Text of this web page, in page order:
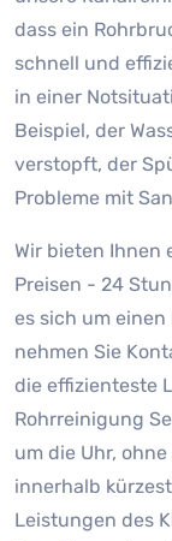
dass ein
schnell und
in einer
Beispiel, der
verstopft, der
Probleme mit
Wir bieten Ihnen
Preisen - 24
es sich um
nehmen Sie
die effizienteste
Rohrreinigung
um die Uhr,
innerhalb
Leistungen des